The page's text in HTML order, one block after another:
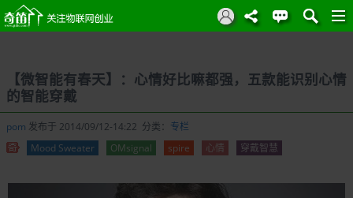
【微智能有春天】：心情好比嘛都强，五款能识别心情
的智能穿戴
pom 发布于 2014/09/12-14:22 分类： 专栏
Mood Sweater
OMsignal spire 心情 穿戴智慧